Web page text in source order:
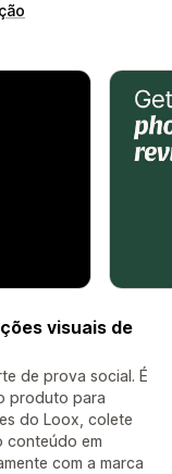
visuais de
de prova social. É
produto para
do Loox, colete
conteúdo em
com a marca